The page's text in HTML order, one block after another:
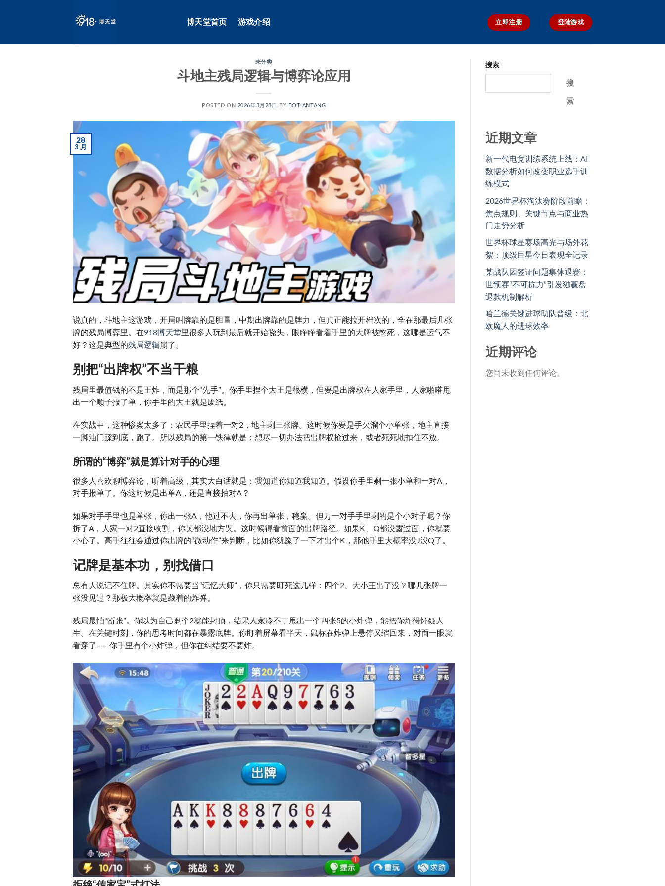
博天堂首页 游戏介绍 立即注册 登陆游戏
未分类
斗地主残局逻辑与博弈论应用
POSTED ON 2026年3月28日 BY BOTIANTANG
28
3 月
说真的，斗地主这游戏，开局叫牌靠的是胆量，中期出牌靠的是牌力，但真正能拉开档次的，全在那最后几张
牌的残局博弈里。在918博天堂里很多人玩到最后就开始挠头，眼睁睁看着手里的大牌被憋死，这哪是运气不
好？这是典型的残局逻辑崩了。
别把“出牌权”不当干粮
残局里最值钱的不是王炸，而是那个“先手”。你手里捏个大王是很横，但要是出牌权在人家手里，人家啪嗒甩
出一个顺子报了单，你手里的大王就是废纸。
在实战中，这种惨案太多了：农民手里捏着一对2，地主剩三张牌。这时候你要是手欠溜个小单张，地主直接
一脚油门踩到底，跑了。所以残局的第一铁律就是：想尽一切办法把出牌权抢过来，或者死死地扣住不放。
所谓的“博弈”就是算计对手的心理
很多人喜欢聊博弈论，听着高级，其实大白话就是：我知道你知道我知道。假设你手里剩一张小单和一对A，
对手报单了。你这时候是出单A，还是直接拍对A？
如果对手手里也是单张，你出一张A，他过不去，你再出单张，稳赢。但万一对手手里剩的是个小对子呢？你
拆了A，人家一对2直接收割，你哭都没地方哭。这时候得看前面的出牌路径。如果K、Q都没露过面，你就要
小心了。高手往往会通过你出牌的“微动作”来判断，比如你犹豫了一下才出个K，那他手里大概率没J没Q了。
记牌是基本功，别找借口
总有人说记不住牌。其实你不需要当“记忆大师”，你只需要盯死这几样：四个2、大小王出了没？哪几张牌一
张没见过？那极大概率就是藏着的炸弹。
残局最怕“断张”。你以为自己剩个2就能封顶，结果人家冷不丁甩出一个四张5的小炸弹，能把你炸得怀疑人
生。在关键时刻，你的思考时间都在暴露底牌。你盯着屏幕看半天，鼠标在炸弹上悬停又缩回来，对面一眼就
看穿了——你手里有个小炸弹，但你在纠结要不要炸。
搜索
搜
索
近期文章
新一代电竞训练系统上线：AI
数据分析如何改变职业选手训
练模式
2026世界杯淘汰赛阶段前瞻：
焦点规则、关键节点与商业热
门走势分析
世界杯球星赛场高光与场外花
絮：顶级巨星今日表现全记录
某战队因签证问题集体退赛：
世预赛“不可抗力”引发独赢盘
退款机制解析
哈兰德关键进球助队晋级：北
欧魔人的进球效率
近期评论
您尚未收到任何评论。